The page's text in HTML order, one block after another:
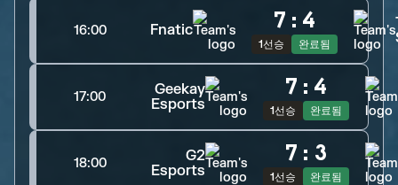
16:00 Fnatic 7 : 4
1선승 완료됨
17:00
Geekay
Esports
7 : 4
1선승 완료됨
18:00
G2
Esports
7 : 3
1선승 완료됨